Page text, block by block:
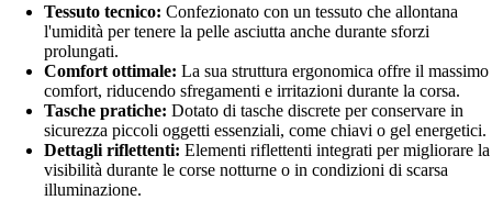
Tessuto tecnico: Confezionato con un tessuto che allontana
l'umidità per tenere la pelle asciutta anche durante sforzi
prolungati.
Comfort ottimale: La sua struttura ergonomica offre il massimo
comfort, riducendo sfregamenti e irritazioni durante la corsa.
Tasche pratiche: Dotato di tasche discrete per conservare in
sicurezza piccoli oggetti essenziali, come chiavi o gel energetici.
Dettagli riflettenti: Elementi riflettenti integrati per migliorare la
visibilità durante le corse notturne o in condizioni di scarsa
illuminazione.